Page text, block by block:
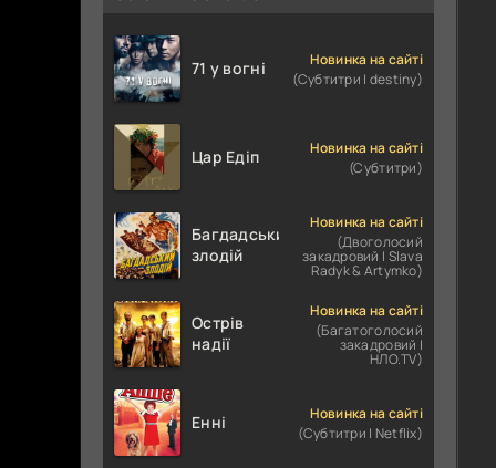
71 у вогні
Новинка на сайті
(Субтитри | destiny)
Цар Едіп
Новинка на сайті
(Субтитри)
Багдадський
злодій
Новинка на сайті
(Двоголосий
закадровий | Slava
Radyk & Artymko)
Острів
надії
Новинка на сайті
(Багатоголосий
закадровий |
НЛО.TV)
Енні
Новинка на сайті
(Субтитри | Netflix)